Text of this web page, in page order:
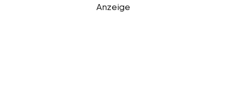
Anzeige